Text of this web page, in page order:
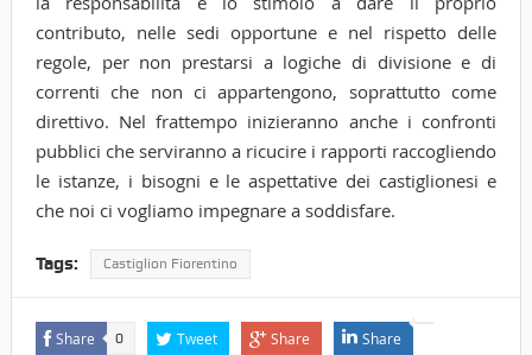
contributo, nelle sedi opportune e nel rispetto delle
regole, per non prestarsi a logiche di divisione e di
correnti che non ci appartengono, soprattutto come
direttivo. Nel frattempo inizieranno anche i confronti
pubblici che serviranno a ricucire i rapporti raccogliendo
le istanze, i bisogni e le aspettative dei castiglionesi e
che noi ci vogliamo impegnare a soddisfare.
Tags: Castiglion Fiorentino
Share 0 Tweet Share Share